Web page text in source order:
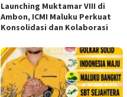
Launching Muktamar VIII di
Ambon, ICMI Maluku Perkuat
Konsolidasi dan Kolaborasi